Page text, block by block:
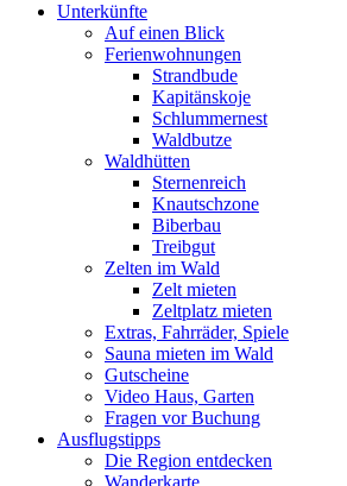
Unterkünfte
Auf einen Blick
Ferienwohnungen
Strandbude
Kapitänskoje
Schlummernest
Waldbutze
Waldhütten
Sternenreich
Knautschzone
Biberbau
Treibgut
Zelten im Wald
Zelt mieten
Zeltplatz mieten
Extras, Fahrräder, Spiele
Sauna mieten im Wald
Gutscheine
Video Haus, Garten
Fragen vor Buchung
Ausflugstipps
Die Region entdecken
Wanderkarte